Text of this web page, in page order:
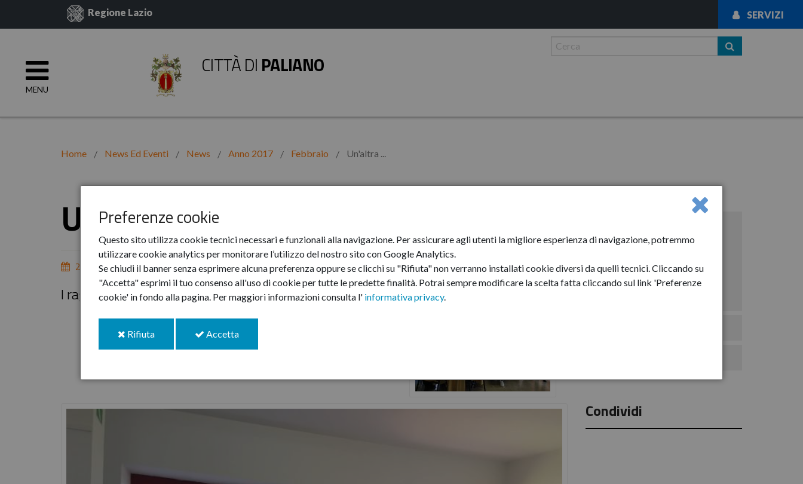
Preferenze cookie
Questo sito utilizza cookie tecnici necessari e funzionali alla navigazione. Per assicurare agli utenti la migliore esperienza di navigazione, potremmo
utilizzare cookie analytics per monitorare l’utilizzo del nostro sito con Google Analytics.
Se chiudi il banner senza esprimere alcuna preferenza oppure se clicchi su "Rifiuta" non verranno installati cookie diversi da quelli tecnici. Cliccando su
"Accetta" esprimi il tuo consenso all'uso di cookie per tutte le predette finalità. Potrai sempre modificare la scelta fatta cliccando sul link 'Preferenze
cookie' in fondo alla pagina. Per maggiori informazioni consulta l' informativa privacy.
Rifiutai
Accettai
Regione Lazio SERVIZI
MENU
CITTÀ DI PALIANO
Home News Ed Eventi News Anno 2017 Febbraio Un'altra ...
Un'altra iniziativa all'Alberghiero
24-feb-2017
I ragazzi dell'Istituto Alberghiero in campo per la legalità
Anno-2024
Anno-2025
Condividi